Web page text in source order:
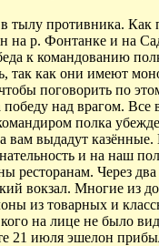
противника.
на р. Фонтанке и на
к командованию
как они имеют
поговорить по
над врагом.
полка
выдадут
и на наш
Через
вокзал. Многие из
из товарных и
на лице не было
21 июля эшелон